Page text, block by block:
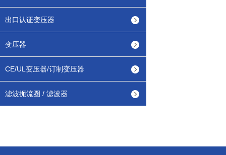
出口认证变压器
变压器
CE/UL变压器/订制变压器
滤波扼流圈 / 滤波器